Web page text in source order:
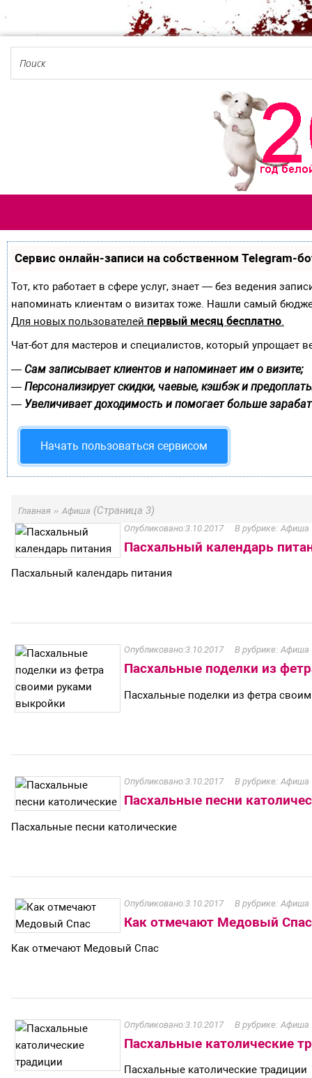
Сервис онлайн-записи на собственном Telegram-
Тот, кто работает в сфере услуг, знает — без ведения
напоминать клиентам о визитах тоже. Нашли самый
Для новых пользователей первый месяц бесплатно.
Чат-бот для мастеров и специалистов, который упрощает
— Сам записывает клиентов и напоминает им о визите;
— Персонализирует скидки, чаевые, кэшбэк и
— Увеличивает доходимость и помогает больше
Начать пользоваться сервисом
Главная » Афиша (Страница 3)
3.10.2017 Афиша
Пасхальный календарь
Пасхальный календарь питания
3.10.2017 Афиша
Пасхальные поделки из
Пасхальные поделки из фетра
3.10.2017 Афиша
Пасхальные песни
Пасхальные песни католические
3.10.2017 Афиша
Как отмечают Медовый Спас
Как отмечают Медовый Спас
3.10.2017 Афиша
Пасхальные католические
Пасхальные католические традиции